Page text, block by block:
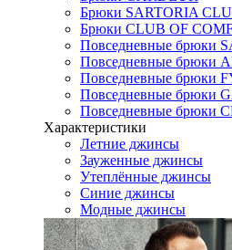
Брюки SARTORIA
Брюки CLUB OF
Повседневные брюки
Повседневные брюки
Повседневные брюки
Повседневные брюки
Повседневные брюки
Характеристики
Летние джинсы
Зауженные джинсы
Утеплённые джинсы
Синие джинсы
Модные джинсы